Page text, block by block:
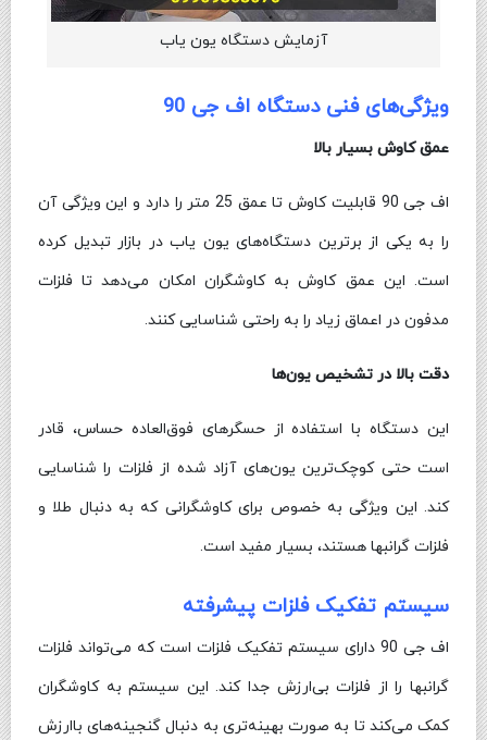
آزمایش دستگاه یون یاب
ویژگی‌های فنی دستگاه اف جی 90
عمق کاوش بسیار بالا
اف جی 90 قابلیت کاوش تا عمق 25 متر را دارد و این ویژگی آن
را به یکی از برترین دستگاه‌های یون یاب در بازار تبدیل کرده
است. این عمق کاوش به کاوشگران امکان می‌دهد تا فلزات
مدفون در اعماق زیاد را به راحتی شناسایی کنند.
دقت بالا در تشخیص یون‌ها
این دستگاه با استفاده از حسگرهای فوق‌العاده حساس، قادر
است حتی کوچک‌ترین یون‌های آزاد شده از فلزات را شناسایی
کند. این ویژگی به خصوص برای کاوشگرانی که به دنبال طلا و
فلزات گرانبها هستند، بسیار مفید است.
سیستم تفکیک فلزات پیشرفته
اف جی 90 دارای سیستم تفکیک فلزات است که می‌تواند فلزات
گرانبها را از فلزات بی‌ارزش جدا کند. این سیستم به کاوشگران
کمک می‌کند تا به صورت بهینه‌تری به دنبال گنجینه‌های باارزش